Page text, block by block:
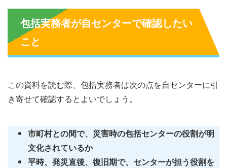
包括実務者が自センターで確認したい
こと
この資料を読む際、包括実務者は次の点を自センターに引
き寄せて確認するとよいでしょう。
市町村との間で、災害時の包括センターの役割が明
文化されているか
平時、発災直後、復旧期で、センターが担う役割を